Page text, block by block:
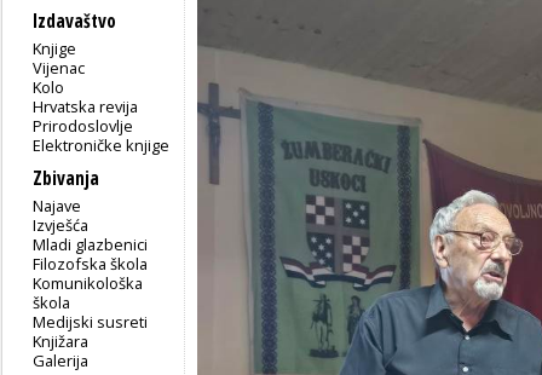
Izdavaštvo
Knjige
Vijenac
Kolo
Hrvatska revija
Prirodoslovlje
Elektroničke knjige
Zbivanja
Najave
Izvješća
Mladi glazbenici
Filozofska škola
Komunikološka
škola
Medijski susreti
Knjižara
Galerija